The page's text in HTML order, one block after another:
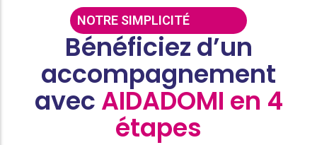
NOTRE SIMPLICITÉ
Bénéficiez d’un
accompagnement
avec AIDADOMI en 4
étapes